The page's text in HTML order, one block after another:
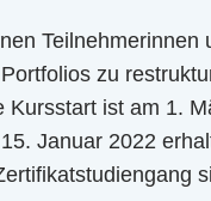
Teilnehmerinnen
zu
ist am 1.
Januar 2022